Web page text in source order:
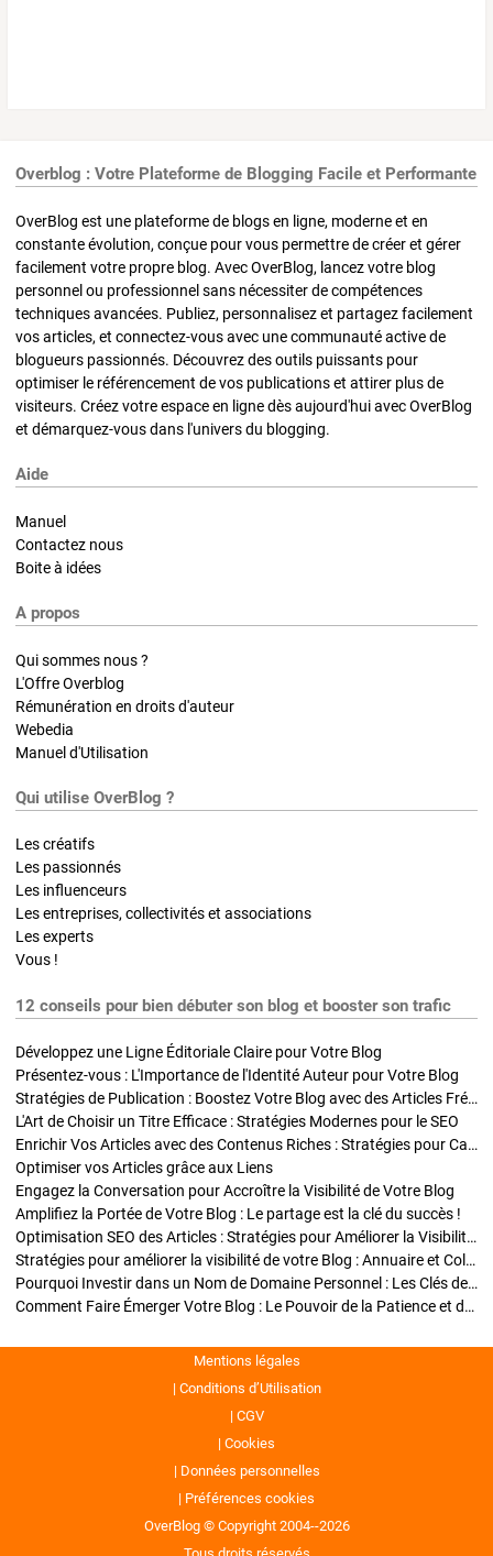
Overblog : Votre Plateforme de Blogging Facile et Performante
OverBlog est une plateforme de blogs en ligne, moderne et en
constante évolution, conçue pour vous permettre de créer et gérer
facilement votre propre blog. Avec OverBlog, lancez votre blog
personnel ou professionnel sans nécessiter de compétences
techniques avancées. Publiez, personnalisez et partagez facilement
vos articles, et connectez-vous avec une communauté active de
blogueurs passionnés. Découvrez des outils puissants pour
optimiser le référencement de vos publications et attirer plus de
visiteurs. Créez votre espace en ligne dès aujourd'hui avec OverBlog
et démarquez-vous dans l'univers du blogging.
Aide
Manuel
Contactez nous
Boite à idées
A propos
Qui sommes nous ?
L'Offre Overblog
Rémunération en droits d'auteur
Webedia
Manuel d'Utilisation
Qui utilise OverBlog ?
Les créatifs
Les passionnés
Les influenceurs
Les entreprises, collectivités et associations
Les experts
Vous !
12 conseils pour bien débuter son blog et booster son trafic
Développez une Ligne Éditoriale Claire pour Votre Blog
Présentez-vous : L'Importance de l'Identité Auteur pour Votre Blog
Stratégies de Publication : Boostez Votre Blog avec des Articles Fréquents et Exclusifs
L'Art de Choisir un Titre Efficace : Stratégies Modernes pour le SEO
Enrichir Vos Articles avec des Contenus Riches : Stratégies pour Captiver et Optimiser
Optimiser vos Articles grâce aux Liens
Engagez la Conversation pour Accroître la Visibilité de Votre Blog
Amplifiez la Portée de Votre Blog : Le partage est la clé du succès !
Optimisation SEO des Articles : Stratégies pour Améliorer la Visibilité de Votre Blog
Stratégies pour améliorer la visibilité de votre Blog : Annuaire et Collaborations
Pourquoi Investir dans un Nom de Domaine Personnel : Les Clés de la Réussite de Votre Blog
Comment Faire Émerger Votre Blog : Le Pouvoir de la Patience et de la Persévérance
Mentions légales
Conditions d’Utilisation
CGV
Cookies
Données personnelles
Préférences cookies
OverBlog © Copyright 2004--2026